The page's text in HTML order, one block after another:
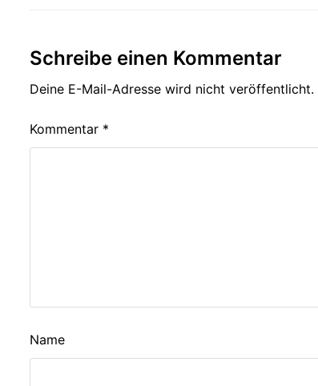
Schreibe einen Kommentar
Deine E-Mail-Adresse wird nicht veröffentlicht.
Kommentar *
Name